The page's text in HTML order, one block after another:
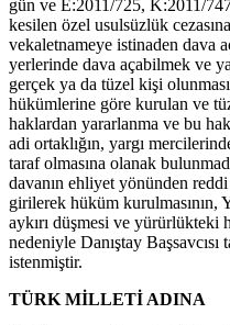
gün ve E:2011/725, K:2011/747
kesilen özel usulsüzlük
vekaletnameye istinaden dava
yerlerinde dava açabilmek ve
gerçek ya da tüzel kişi
hükümlerine göre kurulan ve
haklardan yararlanma ve bu
adi ortaklığın, yargı
taraf olmasına olanak
davanın ehliyet yönünden reddi
girilerek hüküm kurulmasının,
aykırı düşmesi ve yürürlükteki
nedeniyle Danıştay Başsavcısı
istenmiştir.
TÜRK MİLLETİ ADINA